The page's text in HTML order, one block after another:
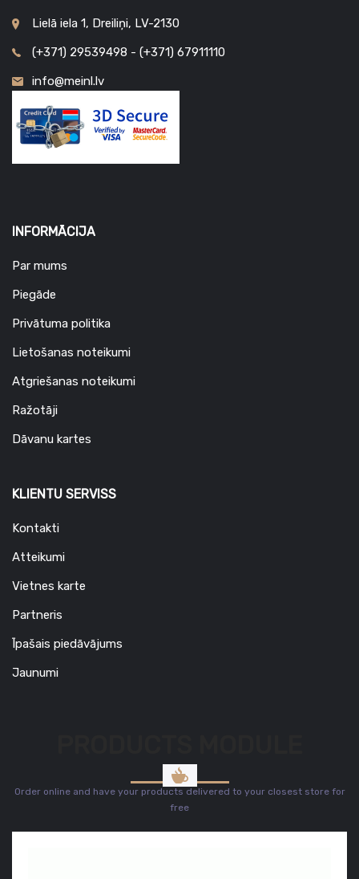
Lielā iela 1, Dreiliņi, LV-2130
(+371) 29539498 - (+371) 67911110
info@meinl.lv
INFORMĀCIJA
Par mums
Piegāde
Privātuma politika
Lietošanas noteikumi
Atgriešanas noteikumi
Ražotāji
Dāvanu kartes
KLIENTU SERVISS
Kontakti
Atteikumi
Vietnes karte
Partneris
Īpašais piedāvājums
Jaunumi
Order online and have your products delivered to your closest store for
free